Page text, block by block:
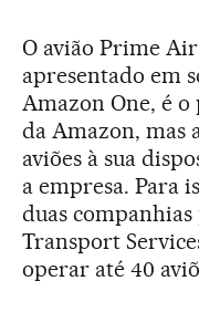
O avião Prime
apresentado em
Amazon One, é
da Amazon, mas
aviões à sua
a empresa. Para
duas
Transport
operar até 40